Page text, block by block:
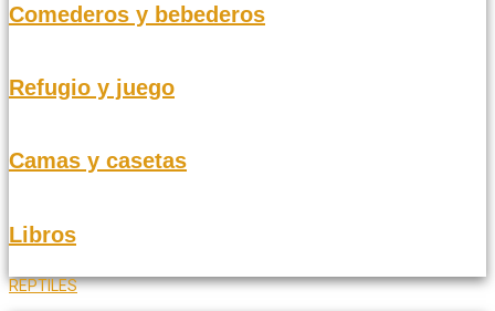
Comederos y bebederos
Refugio y juego
Camas y casetas
Libros
REPTILES